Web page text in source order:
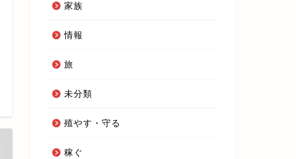
家族
情報
旅
未分類
殖やす・守る
稼ぐ